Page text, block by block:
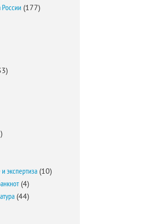
(177)
экспертиза (10)
(4)
(44)